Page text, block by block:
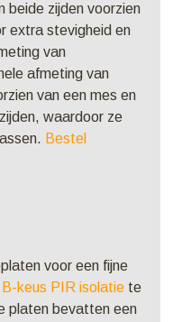
beide zijden voorzien
extra stevigheid en
van
afmeting van
van een mes en
waardoor ze
Bestel
voor een fijne
B-keus PIR isolatie te
platen bevatten een